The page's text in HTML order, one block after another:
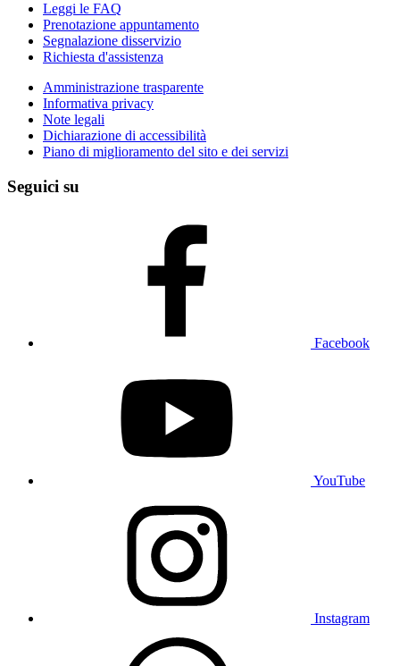
Leggi le FAQ
Prenotazione appuntamento
Segnalazione disservizio
Richiesta d'assistenza
Amministrazione trasparente
Informativa privacy
Note legali
Dichiarazione di accessibilità
Piano di miglioramento del sito e dei servizi
Seguici su
Facebook
YouTube
Instagram